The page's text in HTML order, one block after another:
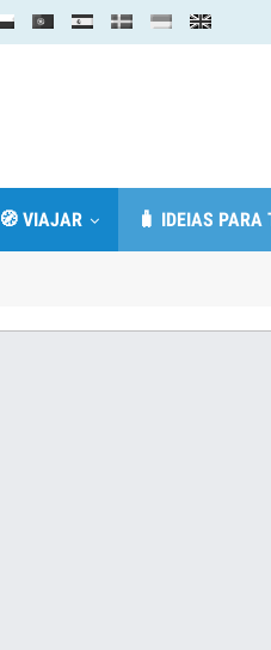
🧭 VIAJAR 🧳 IDEIAS PARA